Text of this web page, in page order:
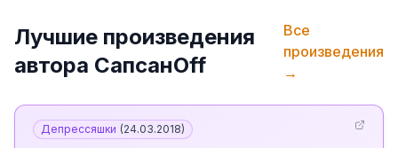
Лучшие произведения
автора СапсанOff
Все
произведения
→
Депрессяшки (24.03.2018)